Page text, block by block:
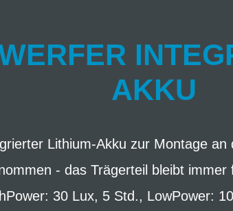
AKKU
Lithium-Akku zur Montage
- das Trägerteil bleibt
30 Lux, 5 Std., LowPower: